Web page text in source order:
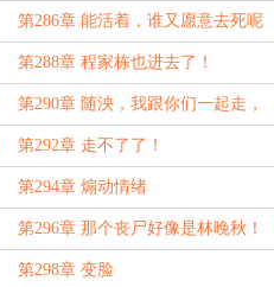
第286章 能活着，谁又愿意去死呢
第288章 程家栋也进去了！
第290章 随泱，我跟你们一起走，
怎么样？
第292章 走不了了！
第294章 煽动情绪
第296章 那个丧尸好像是林晚秋！
第298章 变脸